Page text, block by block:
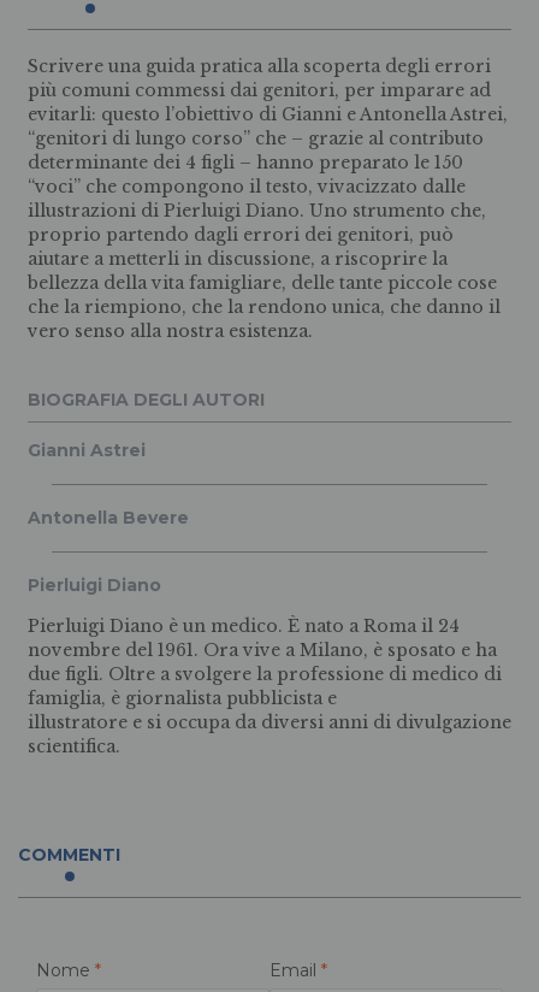
Scrivere una guida pratica alla scoperta degli errori
più comuni commessi dai genitori, per imparare ad
evitarli: questo l’obiettivo di Gianni e Antonella Astrei,
“genitori di lungo corso” che – grazie al contributo
determinante dei 4 figli – hanno preparato le 150
“voci” che compongono il testo, vivacizzato dalle
illustrazioni di Pierluigi Diano. Uno strumento che,
proprio partendo dagli errori dei genitori, può
aiutare a metterli in discussione, a riscoprire la
bellezza della vita famigliare, delle tante piccole cose
che la riempiono, che la rendono unica, che danno il
vero senso alla nostra esistenza.
BIOGRAFIA DEGLI AUTORI
Gianni Astrei
Antonella Bevere
Pierluigi Diano
Pierluigi Diano è un medico. È nato a Roma il 24
novembre del 1961. Ora vive a Milano, è sposato e ha
due figli. Oltre a svolgere la professione di medico di
famiglia, è giornalista pubblicista e
illustratore e si occupa da diversi anni di divulgazione
scientifica.
COMMENTI
Nome * Email *